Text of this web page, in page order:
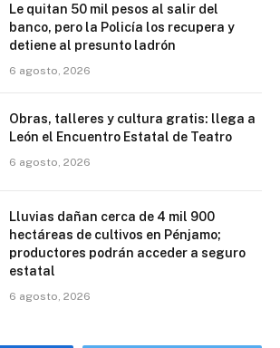
Le quitan 50 mil pesos al salir del
banco, pero la Policía los recupera y
detiene al presunto ladrón
6 agosto, 2026
Obras, talleres y cultura gratis: llega a
León el Encuentro Estatal de Teatro
6 agosto, 2026
Lluvias dañan cerca de 4 mil 900
hectáreas de cultivos en Pénjamo;
productores podrán acceder a seguro
estatal
6 agosto, 2026